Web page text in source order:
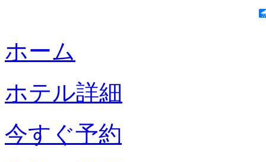
ホーム
ホテル詳細
今すぐ予約